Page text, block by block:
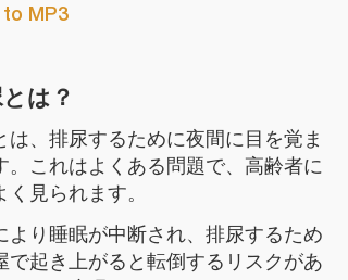
MP3
は？
は、排尿するために夜間に目を覚ま
。これはよくある問題で、高齢者に
見られます。
より睡眠が中断され、排尿するため
で起き上がると転倒するリスクがあ